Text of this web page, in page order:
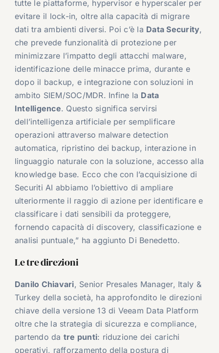
tutte le piattaforme, hypervisor e hyperscaler per
evitare il lock-in, oltre alla capacità di migrare
dati tra ambienti diversi. Poi c’è la Data Security,
che prevede funzionalità di protezione per
minimizzare l’impatto degli attacchi malware,
identificazione delle minacce prima, durante e
dopo il backup, e integrazione con soluzioni in
ambito SIEM/SOC/MDR. Infine la Data
Intelligence. Questo significa servirsi
dell’intelligenza artificiale per semplificare
operazioni attraverso malware detection
automatica, ripristino dei backup, interazione in
linguaggio naturale con la soluzione, accesso alla
knowledge base. Ecco che con l’acquisizione di
Securiti AI abbiamo l’obiettivo di ampliare
ulteriormente il raggio di azione per identificare e
classificare i dati sensibili da proteggere,
fornendo capacità di discovery, classificazione e
analisi puntuale,” ha aggiunto Di Benedetto.
Le tre direzioni
Danilo Chiavari, Senior Presales Manager, Italy &
Turkey della società, ha approfondito le direzioni
chiave della versione 13 di Veeam Data Platform
oltre che la strategia di sicurezza e compliance,
partendo da tre punti: riduzione dei carichi
operativi, rafforzamento della postura di